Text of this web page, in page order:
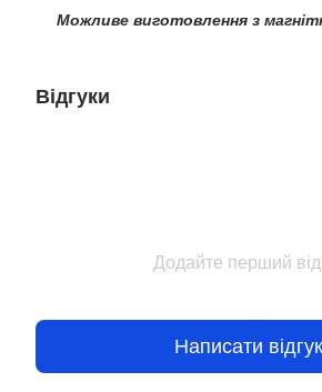
Можливе виготовлення з
Відгуки
Додайте перший
Написати відгук